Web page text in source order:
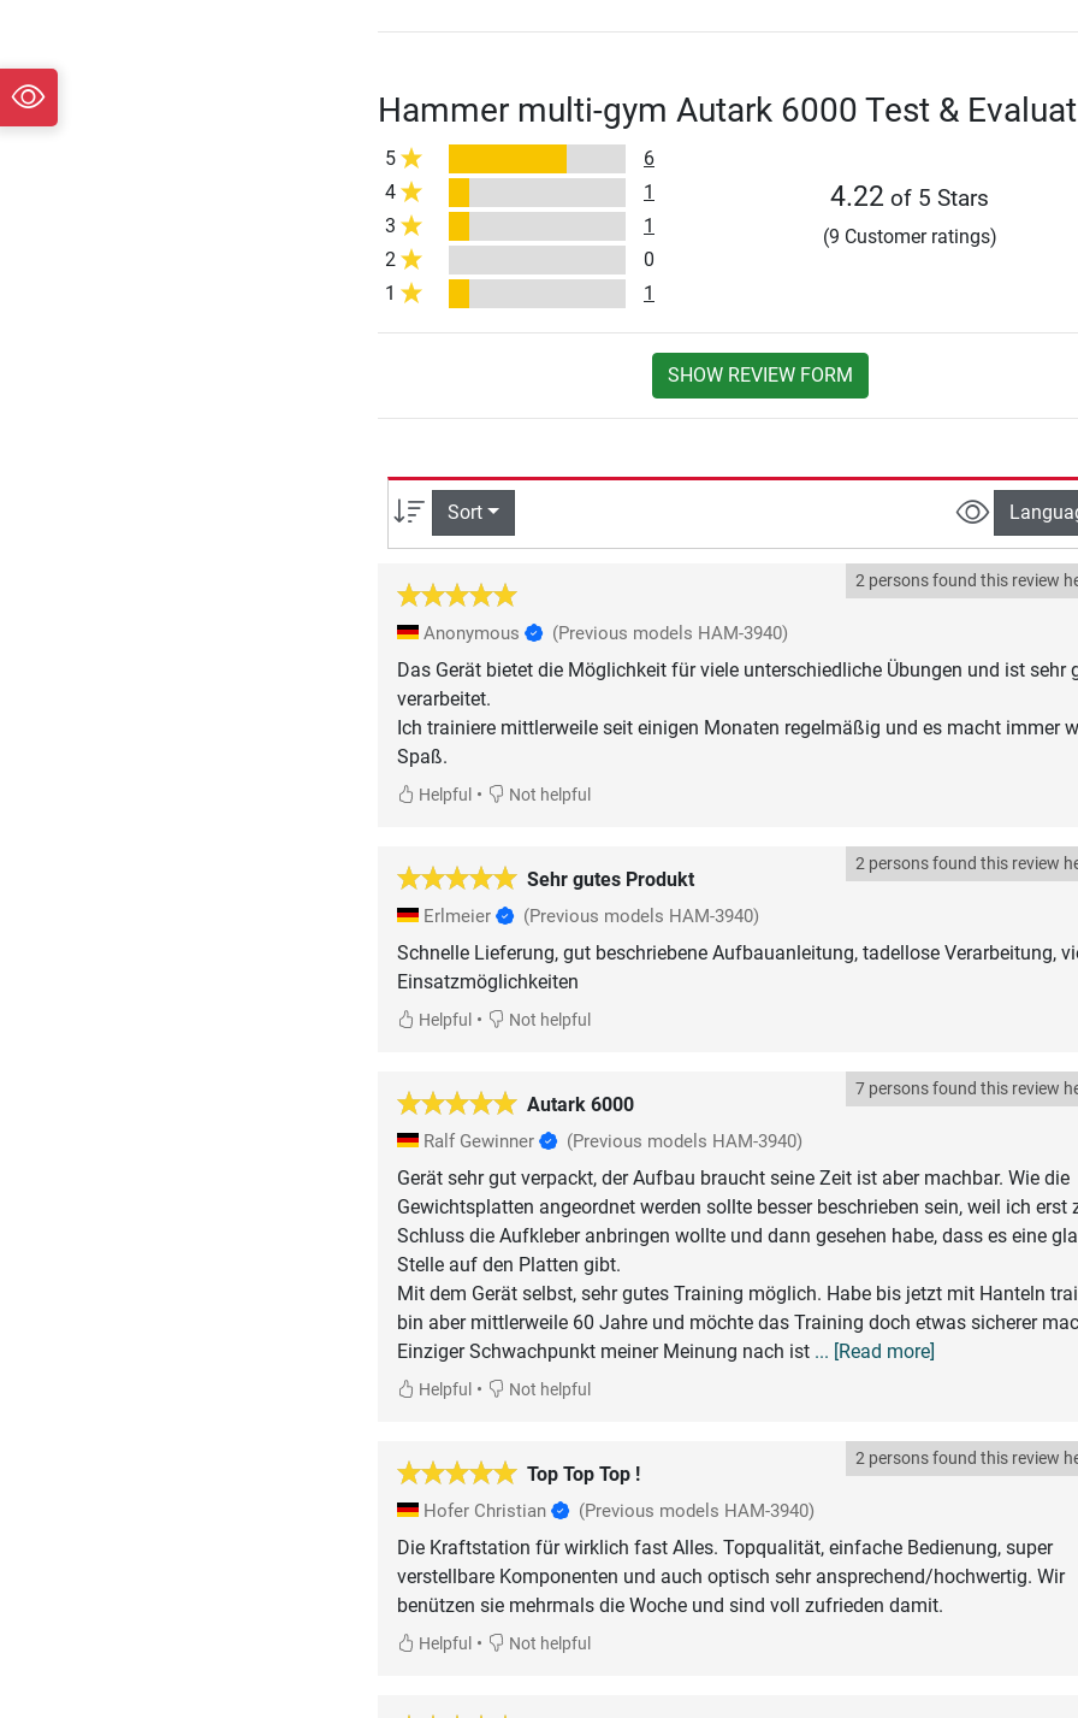
Hammer multi-gym Autark 6000 Test &
5
6
4
1
3
1
2
0
1
1
4.22 of 5 Stars
(9 Customer ratings)
SHOW REVIEW FORM
Sort
2 persons found this review
Anonymous (Previous models HAM-3940)
Das Gerät bietet die Möglichkeit für viele unterschiedliche Übungen und ist sehr
verarbeitet.
Ich trainiere mittlerweile seit einigen Monaten regelmäßig und es macht immer
Helpful • Not helpful
Sehr gutes Produkt
2 persons found this review
Erlmeier (Previous models HAM-3940)
Schnelle Lieferung, gut beschriebene Aufbauanleitung, tadellose Verarbeitung,
Einsatzmöglichkeiten
Helpful • Not helpful
Autark 6000
7 persons found this review
Ralf Gewinner (Previous models HAM-3940)
Gerät sehr gut verpackt, der Aufbau braucht seine Zeit ist aber machbar. Wie die
Gewichtsplatten angeordnet werden sollte besser beschrieben sein, weil ich erst
Schluss die Aufkleber anbringen wollte und dann gesehen habe, dass es eine
Stelle auf den Platten gibt.
Mit dem Gerät selbst, sehr gutes Training möglich. Habe bis jetzt mit Hanteln
bin aber mittlerweile 60 Jahre und möchte das Training doch etwas sicherer
Einziger Schwachpunkt meiner Meinung nach ist ... [Read more]
Helpful • Not helpful
Top Top Top !
2 persons found this review
Hofer Christian (Previous models HAM-3940)
Die Kraftstation für wirklich fast Alles. Topqualität, einfache Bedienung, super
verstellbare Komponenten und auch optisch sehr ansprechend/hochwertig. Wir
benützen sie mehrmals die Woche und sind voll zufrieden damit.
Helpful • Not helpful